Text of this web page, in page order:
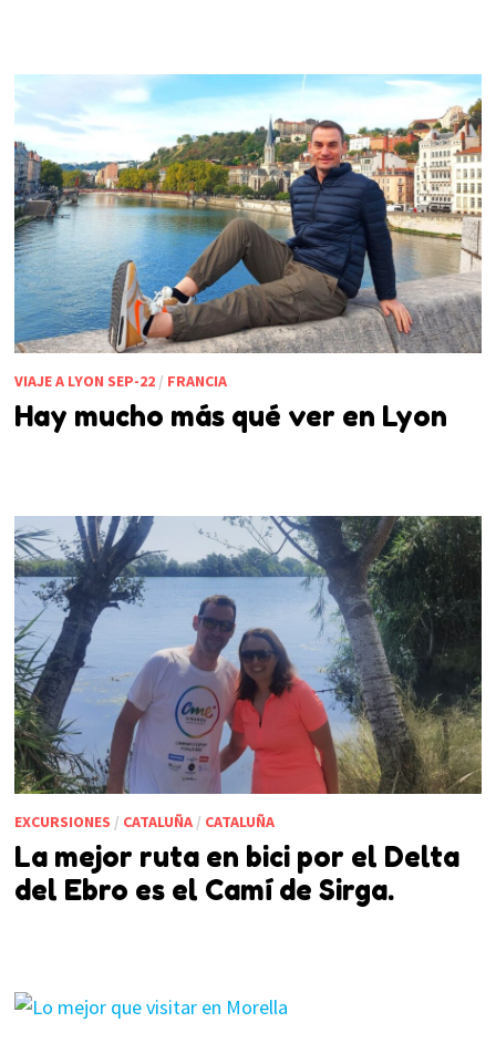
VIAJE A LYON SEP-22/ FRANCIA
Hay mucho más qué ver en Lyon
EXCURSIONES / CATALUÑA/ CATALUÑA
La mejor ruta en bici por el Delta
del Ebro es el Camí de Sirga.